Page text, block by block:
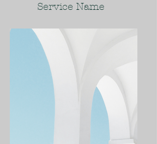
Service Name